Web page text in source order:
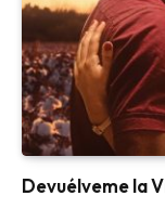
Devuélveme la